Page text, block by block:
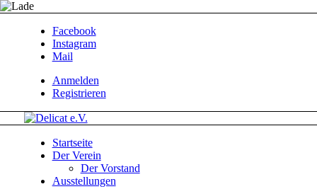
Facebook
Instagram
Mail
Anmelden
Registrieren
Startseite
Der Verein
Der Vorstand
Ausstellungen